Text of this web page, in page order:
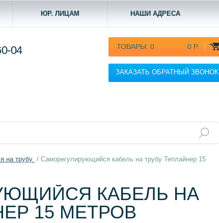
ЮР. ЛИЦАМ НАШИ АДРЕСА
ТОВАРЫ: 0 0 Р.
ЗАКАЗАТЬ ОБРАТНЫЙ ЗВОНОК
04
на трубу / Саморегулирующийся кабель на трубу Теплайнер 15
КАБЕЛЬ НА
15 МЕТРОВ